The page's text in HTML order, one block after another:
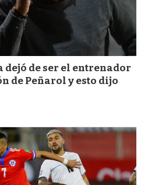
dejó de ser el entrenador
de Peñarol y esto dijo